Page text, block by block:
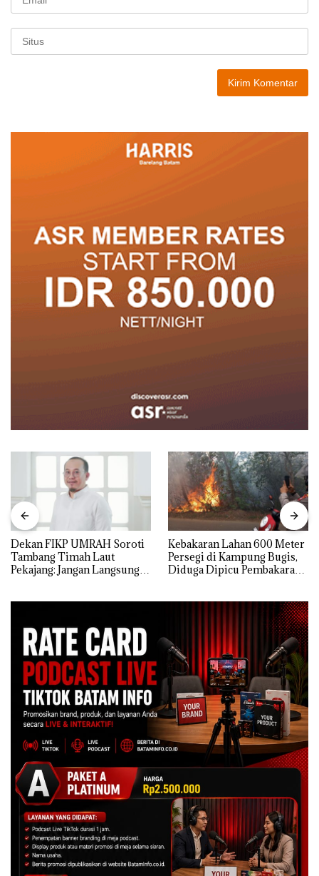
Dekan FIKP UMRAH Soroti
Tambang Timah Laut
Pekajang: Jangan Langsung
Kebakaran Lahan 600 Meter
Persegi di Kampung Bugis,
Diduga Dipicu Pembakaran